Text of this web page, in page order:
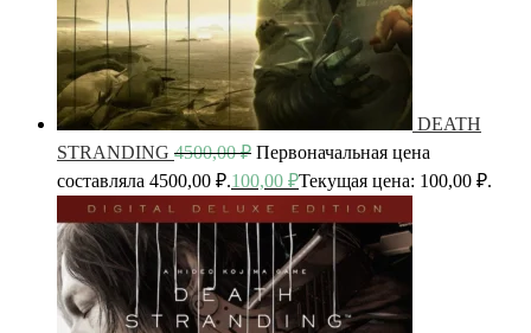
DEATH
STRANDING 4500,00₽ Первоначальная цена
составляла 4500,00 ₽.100,00 ₽Текущая цена: 100,00 ₽.